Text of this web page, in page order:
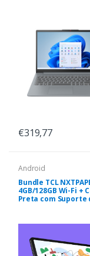
€319,77
Android
Bundle TCL
4GB/128GB Wi-Fi +
Preta com Suporte